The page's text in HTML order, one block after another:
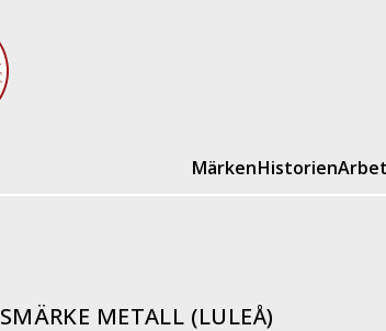
MärkenHistorien
METALL (LULEÅ)